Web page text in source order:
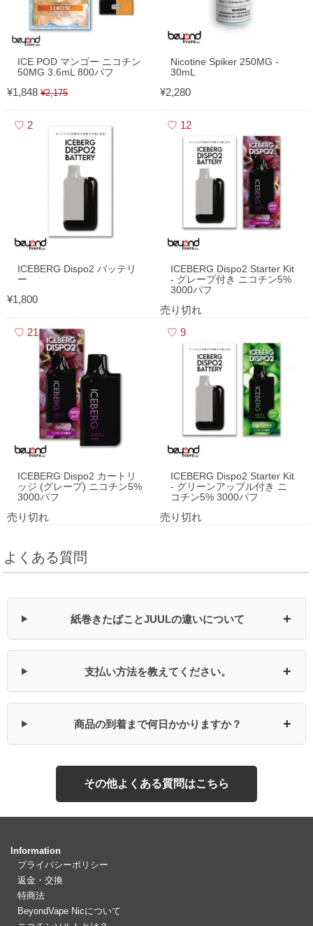
ICE POD マンゴー ニコチン
50MG 3.6mL 800パフ
¥1,848 ¥2,175
Nicotine Spiker 250MG -
30mL
¥2,280
2
ICEBERG Dispo2 バッテリ
ー
¥1,800
12
ICEBERG Dispo2 Starter Kit
- グレープ付き ニコチン5%
3000パフ
売り切れ
21
ICEBERG Dispo2 カートリ
ッジ (グレープ) ニコチン5%
3000パフ
売り切れ
9
ICEBERG Dispo2 Starter Kit
- グリーンアップル付き ニ
コチン5% 3000パフ
売り切れ
よくある質問
紙巻きたばことJUULの違いについて +
支払い方法を教えてください。 +
商品の到着まで何日かかりますか？ +
その他よくある質問はこちら
Information
プライバシーポリシー
返金・交換
特商法
BeyondVape Nicについて